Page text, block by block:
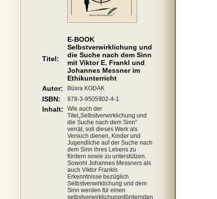
Titel:
E-BOOK
Selbstverwirklichung und
die Suche nach dem Sinn
mit Viktor E. Frankl und
Johannes Messner im
Ethikunterricht
Autor:
Büsra KODAK
ISBN: 978-3-9505902-4-1
Inhalt:
Wie auch der
Titel„Selbstverwirklichung und
die Suche nach dem Sinn“
verrät, soll dieses Werk als
Versuch dienen, Kinder und
Jugendliche auf der Suche nach
dem Sinn ihres Lebens zu
fördern sowie zu unterstützen.
Sowohl Johannes Messners als
auch Viktor Frankls
Erkenntnisse bezüglich
Selbstverwirklichung und dem
Sinn werden für einen
selbstverwirklichungsfördernden